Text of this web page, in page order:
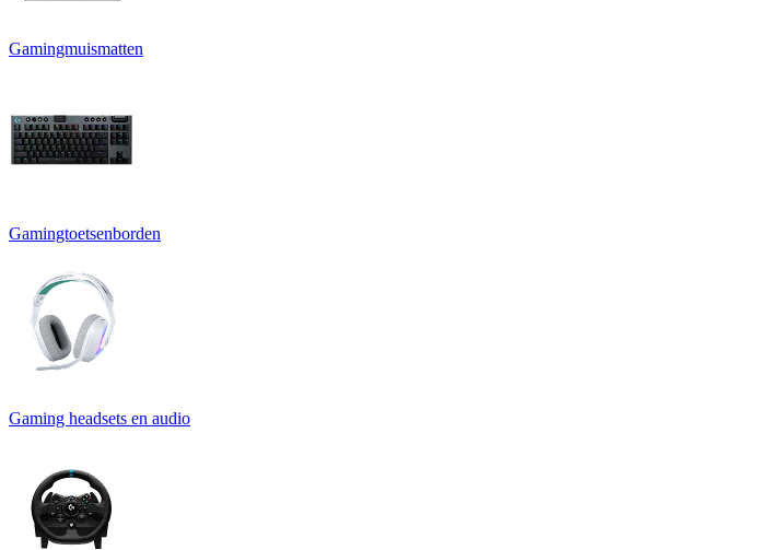
Gamingmuismatten
Gamingtoetsenborden
Gaming headsets en audio